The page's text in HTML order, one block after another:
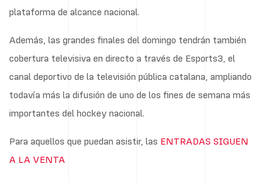
plataforma de alcance nacional.
Además, las grandes finales del domingo tendrán también
cobertura televisiva en directo a través de Esports3, el
canal deportivo de la televisión pública catalana, ampliando
todavía más la difusión de uno de los fines de semana más
importantes del hockey nacional.
Para aquellos que puedan asistir, las ENTRADAS SIGUEN
A LA VENTA